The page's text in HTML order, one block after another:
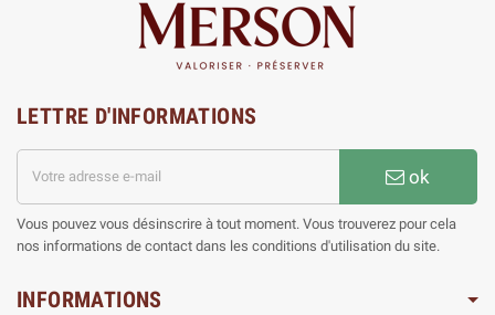
LETTRE D'INFORMATIONS
ok
Vous pouvez vous désinscrire à tout moment. Vous trouverez pour cela
nos informations de contact dans les conditions d'utilisation du site.
INFORMATIONS